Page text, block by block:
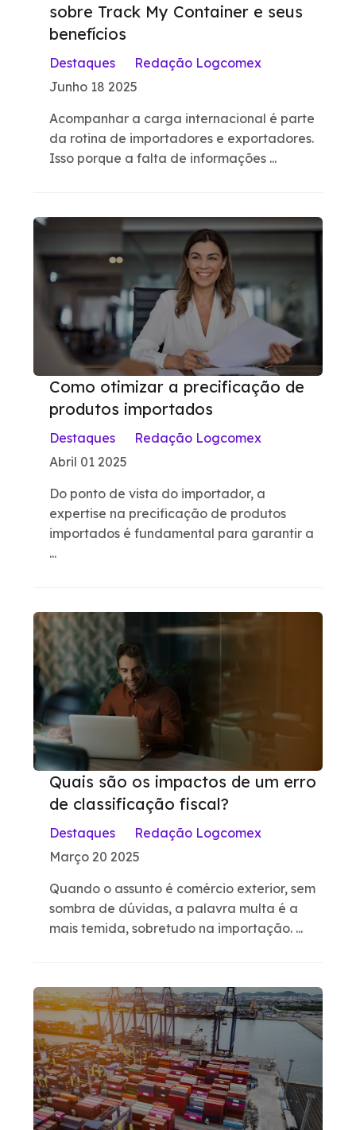
sobre Track My Container e seus
benefícios
Destaques
Redação Logcomex
Junho 18 2025
Acompanhar a carga internacional é parte
da rotina de importadores e exportadores.
Isso porque a falta de informações ...
Como otimizar a precificação de
produtos importados
Destaques
Redação Logcomex
Abril 01 2025
Do ponto de vista do importador, a
expertise na precificação de produtos
importados é fundamental para garantir a
...
Quais são os impactos de um erro
de classificação fiscal?
Destaques
Redação Logcomex
Março 20 2025
Quando o assunto é comércio exterior, sem
sombra de dúvidas, a palavra multa é a
mais temida, sobretudo na importação. ...